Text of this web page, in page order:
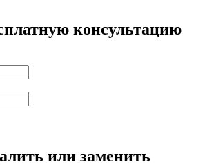
консультацию
или заменить